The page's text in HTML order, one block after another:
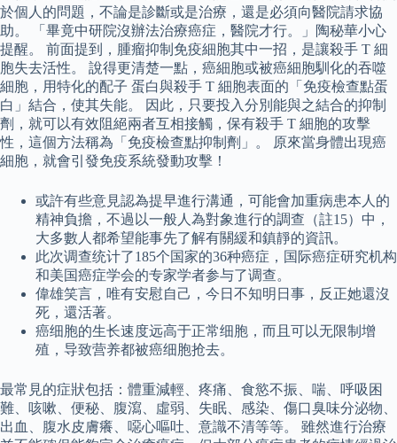
於個人的問題，不論是診斷或是治療，還是必須向醫院請求協
助。 「畢竟中研院沒辦法治療癌症，醫院才行。」陶秘華小心
提醒。 前面提到，腫瘤抑制免疫細胞其中一招，是讓殺手 T 細
胞失去活性。 說得更清楚一點，癌細胞或被癌細胞馴化的吞噬
細胞，用特化的配子 蛋白與殺手 T 細胞表面的「免疫檢查點蛋
白」結合，使其失能。 因此，只要投入分別能與之結合的抑制
劑，就可以有效阻絕兩者互相接觸，保有殺手 T 細胞的攻擊
性，這個方法稱為「免疫檢查點抑制劑」。 原來當身體出現癌
細胞，就會引發免疫系統發動攻擊！
或許有些意見認為提早進行溝通，可能會加重病患本人的
精神負擔，不過以一般人為對象進行的調查（註15）中，
大多數人都希望能事先了解有關緩和鎮靜的資訊。
此次调查统计了185个国家的36种癌症，国际癌症研究机构
和美国癌症学会的专家学者参与了调查。
偉雄笑言，唯有安慰自己，今日不知明日事，反正她還沒
死，還活著。
癌细胞的生长速度远高于正常细胞，而且可以无限制增
殖，导致营养都被癌细胞抢去。
最常見的症狀包括：體重減輕、疼痛、食慾不振、喘、呼吸困
難、咳嗽、便秘、腹瀉、虛弱、失眠、感染、傷口臭味分泌物、
出血、腹水皮膚癢、噁心嘔吐、意識不清等等。 雖然進行治療